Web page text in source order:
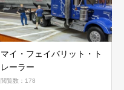
マイ・フェイバリット・ト
レーラー
閲覧数：178